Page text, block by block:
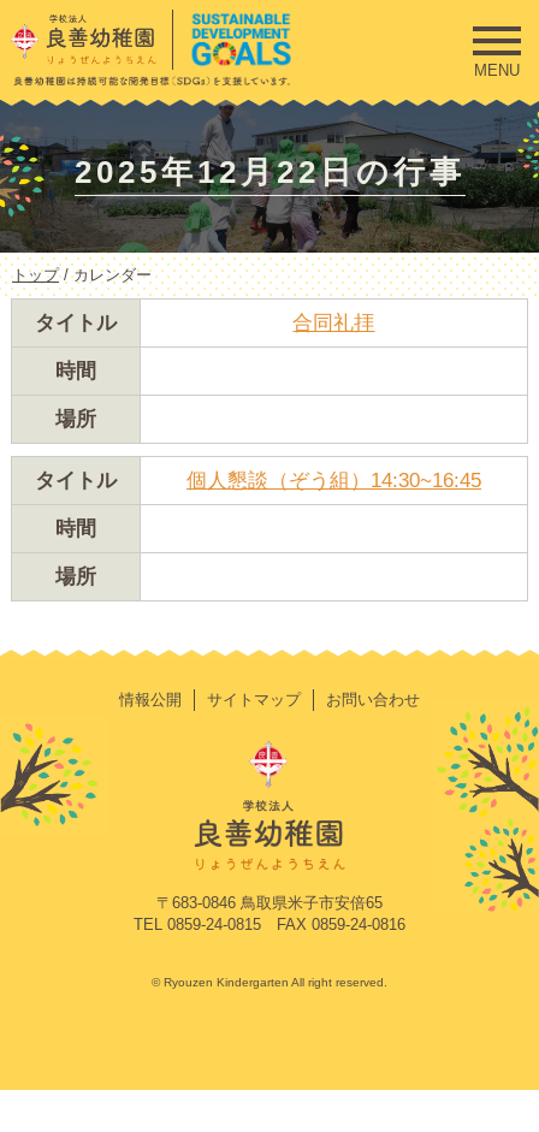
このページの本文へ
MENU
2025年12月22日の行事
現
在
トップ/カレンダー
タイトル 合同礼拝
時間
場所
タイトル 個人懇談（ぞう組）14:30~16:45
時間
場所
情報公開 サイトマップ お問い合わせ
〒683-0846 鳥取県米子市安倍65
TEL 0859-24-0815 FAX 0859-24-0816
© Ryouzen Kindergarten All right reserved.